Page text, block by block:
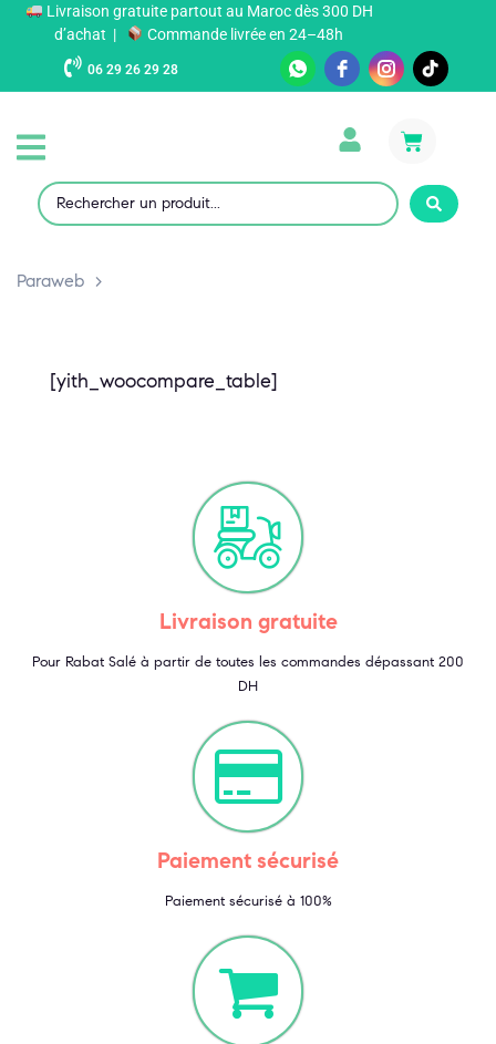
Livraison gratuite partout au Maroc dès 300 DH
d’achat |
Commande livrée en 24–48h
06 29 26 29 28
Paraweb >
[yith_woocompare_table]
Livraison gratuite
Pour Rabat Salé à partir de toutes les commandes dépassant 200
DH
Paiement sécurisé
Paiement sécurisé à 100%